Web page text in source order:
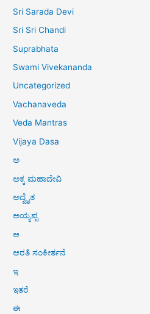
Sri Sarada Devi
Sri Sri Chandi
Suprabhata
Swami Vivekananda
Uncategorized
Vachanaveda
Veda Mantras
Vijaya Dasa
ಅ
ಅಕ್ಕ ಮಹಾದೇವಿ
ಅದ್ವೈತ
ಅಯ್ಯಪ್ಪ
ಆ
ಆರತಿ ಸಂಕೀರ್ತನೆ
ಇ
ಇತರೆ
ಈ